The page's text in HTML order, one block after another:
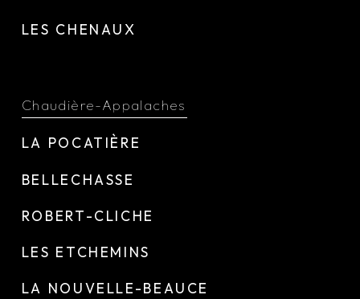
LES CHENAUX
Chaudière-Appalaches
LA POCATIÈRE
BELLECHASSE
ROBERT-CLICHE
LES ETCHEMINS
LA NOUVELLE-BEAUCE